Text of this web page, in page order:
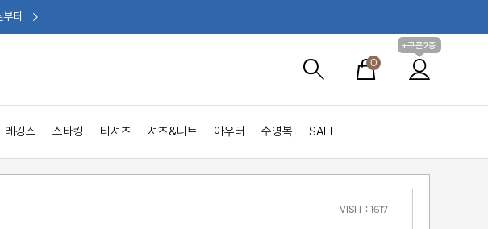
터
0
+쿠폰2종
레깅스 스타킹 티셔츠 셔츠&니트 아우터 수영복 SALE
VISIT : 1617